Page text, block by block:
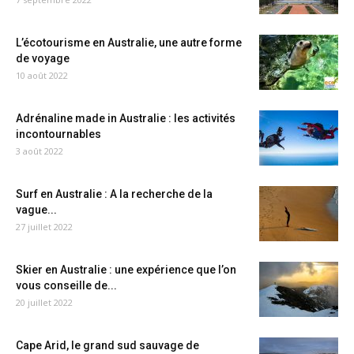
L’écotourisme en Australie, une autre forme
de voyage
10 août 2022
Adrénaline made in Australie : les activités
incontournables
3 août 2022
Surf en Australie : A la recherche de la
vague...
27 juillet 2022
Skier en Australie : une expérience que l’on
vous conseille de...
20 juillet 2022
Cape Arid, le grand sud sauvage de